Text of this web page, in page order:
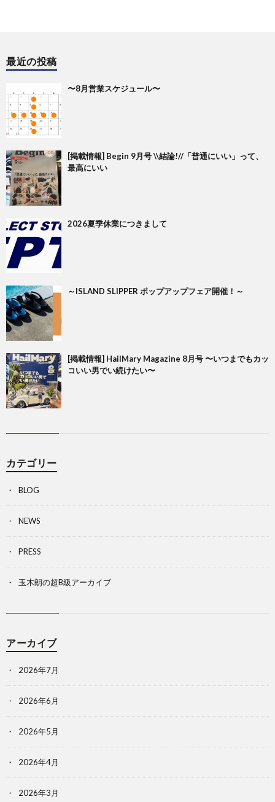
最近の投稿
〜8月営業スケジュール〜
[掲載情報] Begin 9月号 \\結論!//「普通にいい」って、
最高にいい
2026夏季休業につきまして
～ISLAND SLIPPER ポップアップフェア開催！～
[掲載情報] HailMary Magazine 8月号 〜いつまでもカッ
コいい男でい続けたい〜
カテゴリー
BLOG
NEWS
PRESS
玉木朗の超B級アーカイブ
アーカイブ
2026年7月
2026年6月
2026年5月
2026年4月
2026年3月